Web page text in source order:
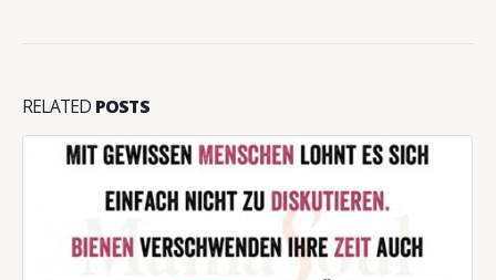
RELATED POSTS